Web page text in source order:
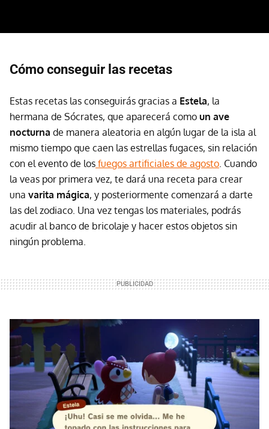
Cómo conseguir las recetas
Estas recetas las conseguirás gracias a Estela, la
hermana de Sócrates, que aparecerá como un ave
nocturna de manera aleatoria en algún lugar de la isla al
mismo tiempo que caen las estrellas fugaces, sin relación
con el evento de los fuegos artificiales de agosto . Cuando
la veas por primera vez, te dará una receta para crear
una varita mágica, y posteriormente comenzará a darte
las del zodiaco. Una vez tengas los materiales, podrás
acudir al banco de bricolaje y hacer estos objetos sin
ningún problema.